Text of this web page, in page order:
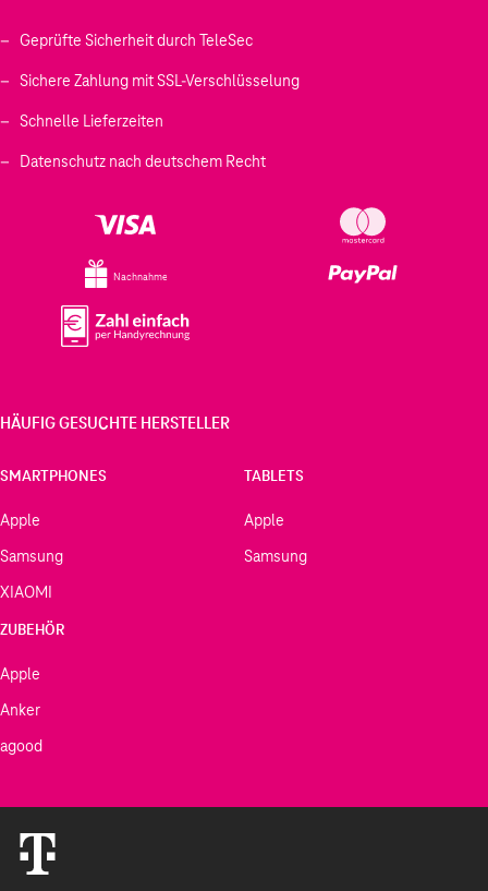
Geprüfte Sicherheit durch TeleSec
Sichere Zahlung mit SSL-Verschlüsselung
Schnelle Lieferzeiten
Datenschutz nach deutschem Recht
Nachnahme
HÄUFIG GESUCHTE HERSTELLER
SMARTPHONES
Apple
Samsung
XIAOMI
TABLETS
Apple
Samsung
ZUBEHÖR
Apple
Anker
agood